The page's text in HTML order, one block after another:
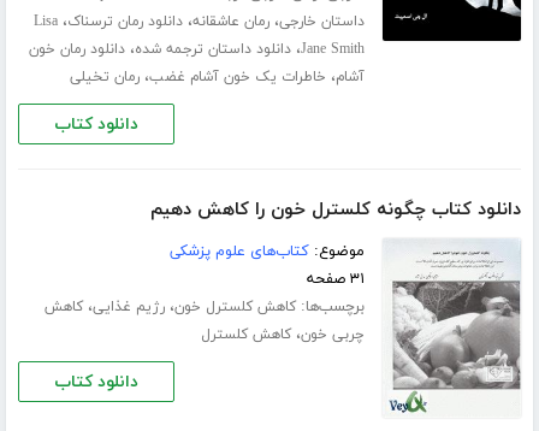
داستان خارجی،رمان عاشقانه،دانلود رمان ترسناک،Lisa
Jane Smith،دانلود داستان ترجمه شده،دانلود رمان خون
آشام، خاطرات یک خون آشام غضب،رمان تخیلی
دانلود کتاب
دانلود کتاب چگونه کلسترل خون را کاهش دهیم
موضوع:کتاب‌های علوم پزشکی
۳۱ صفحه
برچسب‌ها:کاهش کلسترل خون،رژیم غذایی،کاهش
چربی خون،کاهش کلسترل
دانلود کتاب